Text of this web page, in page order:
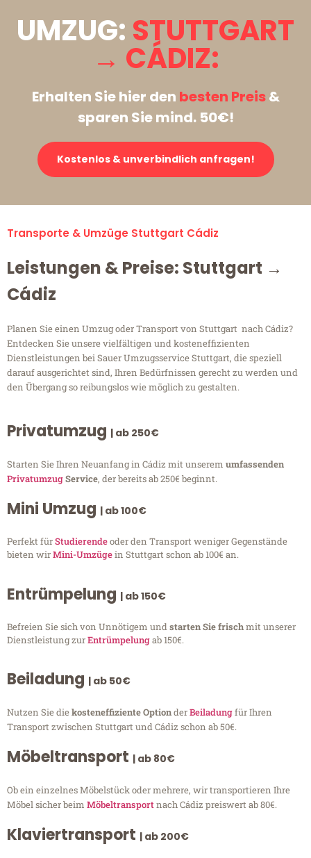
UMZUG: STUTTGART
→ CÁDIZ:
Erhalten Sie hier den besten Preis&
sparen Sie mind. 50€!
Kostenlos & unverbindlich anfragen!
Transporte & Umzüge Stuttgart Cádiz
Leistungen & Preise: Stuttgart →
Cádiz
Planen Sie einen Umzug oder Transport von Stuttgart nach Cádiz?
Entdecken Sie unsere vielfältigen und kosteneffizienten
Dienstleistungen bei Sauer Umzugsservice Stuttgart, die speziell
darauf ausgerichtet sind, Ihren Bedürfnissen gerecht zu werden und
den Übergang so reibungslos wie möglich zu gestalten.
Privatumzug | ab 250€
Starten Sie Ihren Neuanfang in Cádiz mit unserem umfassenden
PrivatumzugService, der bereits ab 250€ beginnt.
Mini Umzug | ab 100€
Perfekt fürStudierendeoder den Transport weniger Gegenstände
bieten wirMini-Umzügein Stuttgart schon ab 100€ an.
Entrümpelung | ab 150€
Befreien Sie sich von Unnötigem undstarten Sie frischmit unserer
Dienstleistung zurEntrümpelungab 150€.
Beiladung | ab 50€
Nutzen Sie diekosteneffiziente OptionderBeiladungfür Ihren
Transport zwischen Stuttgart und Cádiz schon ab 50€.
Möbeltransport | ab 80€
Ob ein einzelnes Möbelstück oder mehrere, wir transportieren Ihre
Möbel sicher beim Möbeltransportnach Cádiz preiswert ab 80€.
Klaviertransport | ab 200€